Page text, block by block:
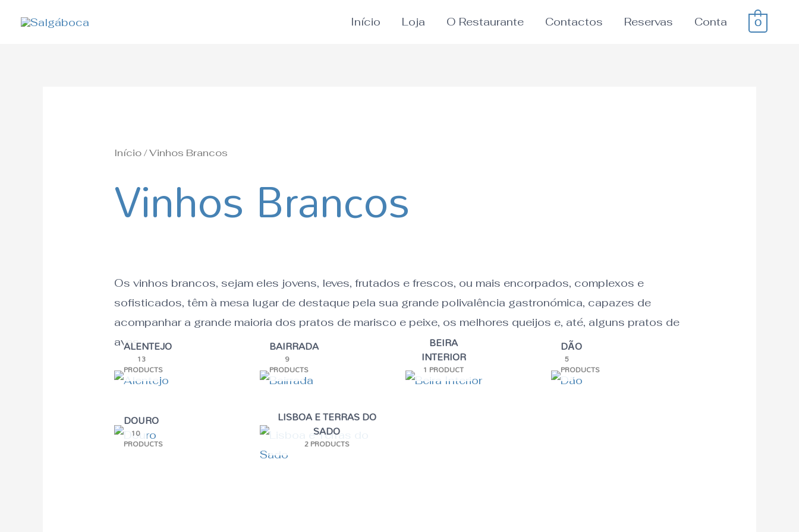
Início Loja O Restaurante Contactos Reservas Conta 0
Início/ Vinhos Brancos
Vinhos Brancos
Os vinhos brancos, sejam eles jovens, leves, frutados e frescos, ou mais encorpados, complexos e
sofisticados, têm à mesa lugar de destaque pela sua grande polivalência gastronómica, capazes de
acompanhar a grande maioria dos pratos de marisco e peixe, os melhores queijos e, até, alguns pratos de
aves.
ALENTEJO
13
PRODUCTS
BAIRRADA
9
PRODUCTS
BEIRA
INTERIOR
1 PRODUCT
DÃO
5
PRODUCTS
DOURO
10
PRODUCTS
LISBOA E TERRAS DO
SADO
2 PRODUCTS